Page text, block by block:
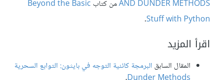
AND DUNDER METHODSمن كتاب Beyond the Basic
Stuff with Python
.
اقرأ المزيد
المقال السابق البرمجة كائنية التوجه في بايثون: التوابع السحرية